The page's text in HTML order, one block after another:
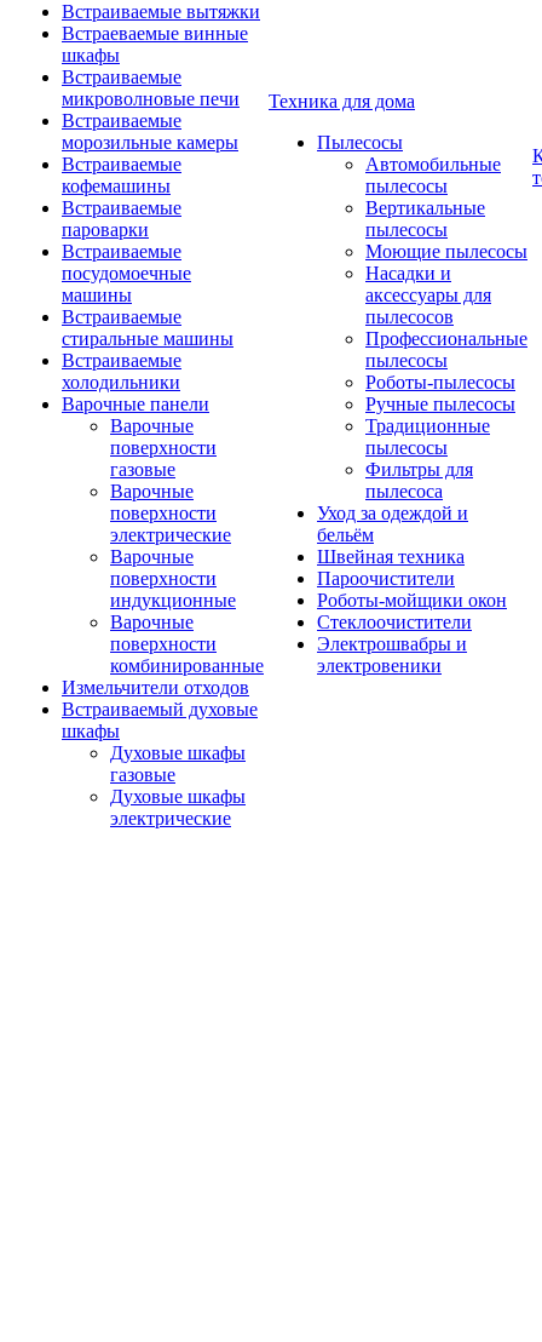
Встраиваемые вытяжки
Встраеваемые винные
шкафы
Встраиваемые
микроволновые печи
Встраиваемые
морозильные камеры
Встраиваемые
кофемашины
Встраиваемые
пароварки
Встраиваемые
посудомоечные
машины
Встраиваемые
стиральные машины
Встраиваемые
холодильники
Варочные панели
Варочные
поверхности
газовые
Варочные
поверхности
электрические
Варочные
поверхности
индукционные
Варочные
поверхности
комбинированные
Измельчители отходов
Встраиваемый духовые
шкафы
Духовые шкафы
газовые
Духовые шкафы
электрические
Техника для дома
Пылесосы
Автомобильные
пылесосы
Вертикальные
пылесосы
Моющие пылесосы
Насадки и
аксессуары для
пылесосов
Профессиональные
пылесосы
Роботы-пылесосы
Ручные пылесосы
Традиционные
пылесосы
Фильтры для
пылесоса
Уход за одеждой и
бельём
Швейная техника
Пароочистители
Роботы-мойщики окон
Стеклоочистители
Электрошвабры и
электровеники